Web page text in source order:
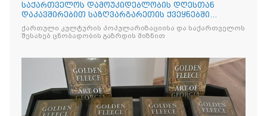
საქართველოს დამოუკიდებლობის დღესთან
დაკავშირებით საზღვარგარეთის ქვეყნებში
ქართული კულტურის დღეები აღ
ქართული კულტურის პოპულარიზაციისა და საქართველოს
შესახებ ცნობადობის გაზრდის მიზნით